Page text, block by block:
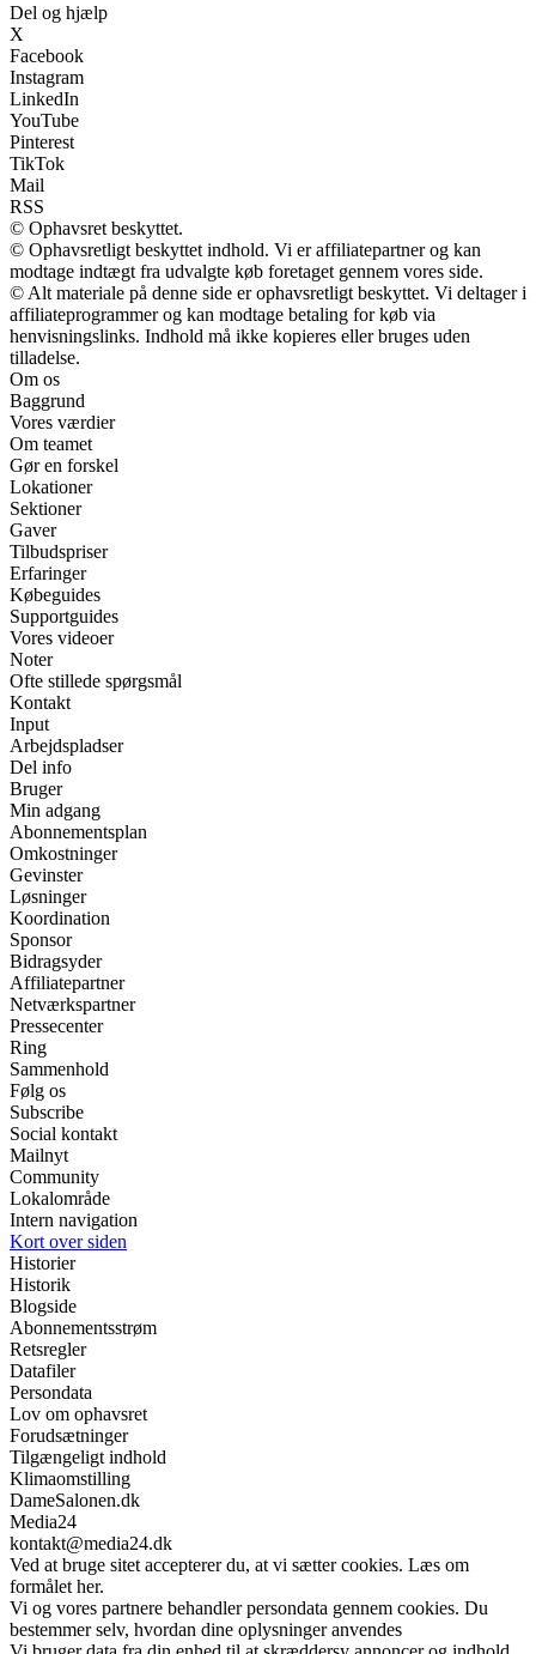
Del og hjælp
X
Facebook
Instagram
LinkedIn
YouTube
Pinterest
TikTok
Mail
RSS
© Ophavsret beskyttet.
© Ophavsretligt beskyttet indhold. Vi er affiliatepartner og kan
modtage indtægt fra udvalgte køb foretaget gennem vores side.
© Alt materiale på denne side er ophavsretligt beskyttet. Vi deltager i
affiliateprogrammer og kan modtage betaling for køb via
henvisningslinks. Indhold må ikke kopieres eller bruges uden
tilladelse.
Om os
Baggrund
Vores værdier
Om teamet
Gør en forskel
Lokationer
Sektioner
Gaver
Tilbudspriser
Erfaringer
Købeguides
Supportguides
Vores videoer
Noter
Ofte stillede spørgsmål
Kontakt
Input
Arbejdspladser
Del info
Bruger
Min adgang
Abonnementsplan
Omkostninger
Gevinster
Løsninger
Koordination
Sponsor
Bidragsyder
Affiliatepartner
Netværkspartner
Pressecenter
Ring
Sammenhold
Følg os
Subscribe
Social kontakt
Mailnyt
Community
Lokalområde
Intern navigation
Kort over siden
Historier
Historik
Blogside
Abonnementsstrøm
Retsregler
Datafiler
Persondata
Lov om ophavsret
Forudsætninger
Tilgængeligt indhold
Klimaomstilling
DameSalonen.dk
Media24
kontakt@media24.dk
Ved at bruge sitet accepterer du, at vi sætter cookies. Læs om
formålet her.
Vi og vores partnere behandler persondata gennem cookies. Du
bestemmer selv, hvordan dine oplysninger anvendes